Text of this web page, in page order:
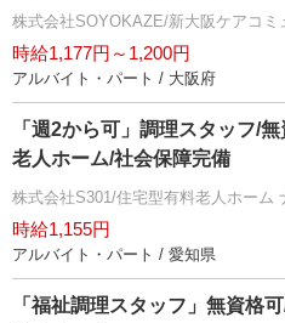
株式会社SOYOKAZE/新大阪ケアコ
時給1,177円～1,200円
アルバイト・パート / 大阪府
「週2から可」調理スタッフ/
老人ホーム/社会保障完備
株式会社S301/住宅型有料老人ホーム
時給1,155円
アルバイト・パート / 愛知県
「福祉調理スタッフ」無資格